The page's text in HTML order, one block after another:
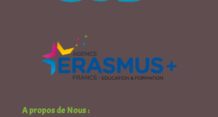
A propos de Nous :